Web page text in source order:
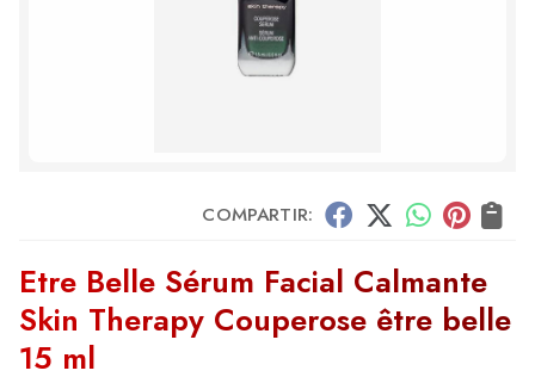
COMPARTIR:
Etre Belle Sérum Facial Calmante
Skin Therapy Couperose être belle
15 ml